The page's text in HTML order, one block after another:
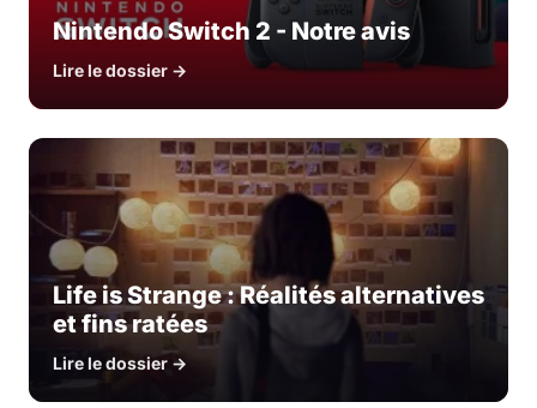
Nintendo Switch 2 - Notre avis
Lire le dossier →
Life is Strange : Réalités alternatives
et fins ratées
Lire le dossier →